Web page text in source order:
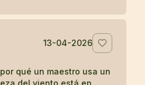
la comprensión
13-04-2026
qué un maestro usa un
del viento está en